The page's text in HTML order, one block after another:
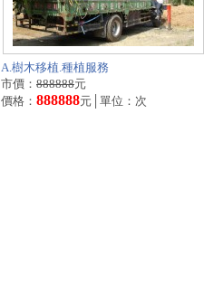
A.樹木移植.種植服務
市價： 888888元
價格： 888888元│單位：次